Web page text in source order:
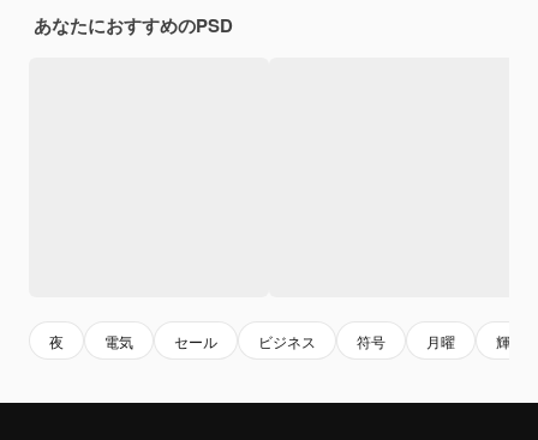
あなたにおすすめのPSD
夜 電気 セール ビジネス 符号 月曜 輝く